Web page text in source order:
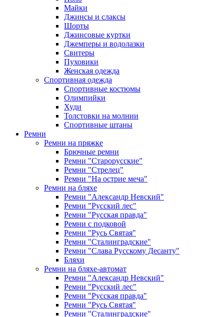
Майки
Джинсы и слаксы
Шорты
Джинсовые куртки
Джемперы и водолазки
Свитеры
Пуховики
Женская одежда
Спортивная одежда
Спортивные костюмы
Олимпийки
Худи
Толстовки на молнии
Спортивные штаны
Ремни
Ремни на пряжке
Брючные ремни
Ремни "Старорусские"
Ремни "Стрелец"
Ремни "На острие меча"
Ремни на бляхе
Ремни "Александр Невский"
Ремни "Русский лес"
Ремни "Русская правда"
Ремни с подковой
Ремни "Русь Святая"
Ремни "Сталинградские"
Ремни "Слава Русскому Десанту"
Бляхи
Ремни на бляхе-автомат
Ремни "Александр Невский"
Ремни "Русский лес"
Ремни "Русская правда"
Ремни "Русь Святая"
Ремни "Сталинградские"